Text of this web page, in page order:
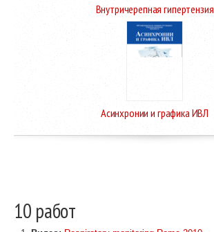
Внутричерепная гипертензия
Асинхронии и графика ИВЛ
10 работ